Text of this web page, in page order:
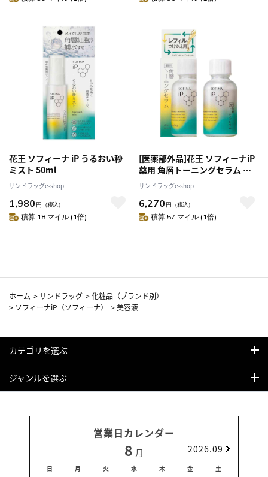
花王 ソフィーナ iP うるおい秒
ミスト 50ml
サンドラッグe-shop
1,980 円 （税込）
積算 18 マイル (1倍)
[医薬部外品]花王 ソフィーナiP
薬用 角層トーニングセラム レ
フィル 30ml
サンドラッグe-shop
6,270 円 （税込）
積算 57 マイル (1倍)
ホーム >サンドラッグ >化粧品（ブランド別）
> ソフィーナiP（ソフィーナ） >美容液
カテゴリを選ぶ
ジャンルを選ぶ
営業日カレンダー
8 月 2026.09
日 月 火 水 木 金 土